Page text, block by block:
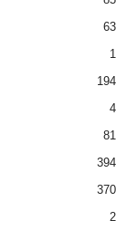
63
1
194
4
81
394
370
2